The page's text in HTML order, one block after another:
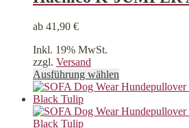
ab 41,90 €
Inkl. 19% MwSt.
zzgl. Versand
Ausführung wählen
Produkt
mehrere